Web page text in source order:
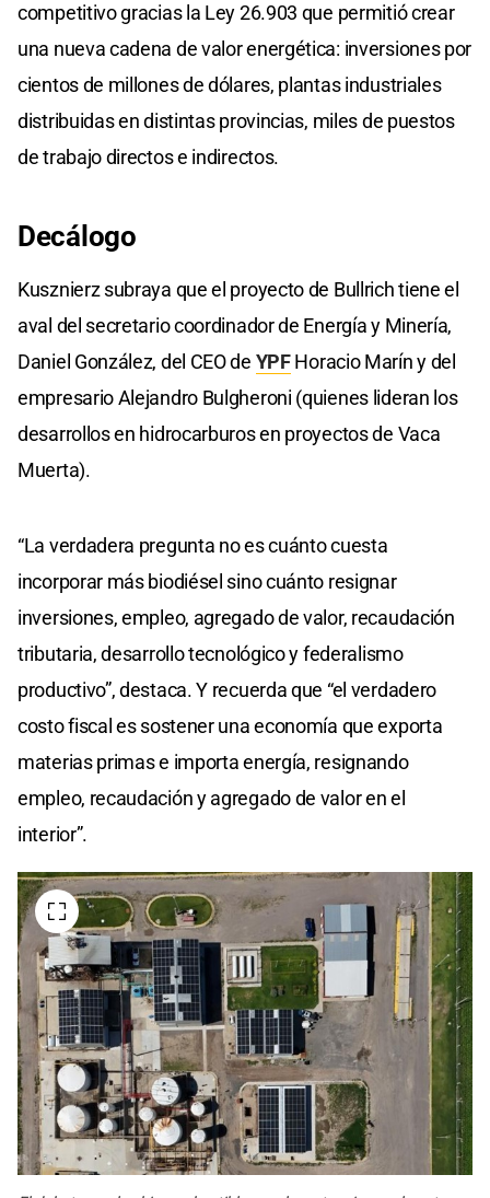
competitivo gracias la Ley 26.903 que permitió crear
una nueva cadena de valor energética: inversiones por
cientos de millones de dólares, plantas industriales
distribuidas en distintas provincias, miles de puestos
de trabajo directos e indirectos.
Decálogo
Kusznierz subraya que el proyecto de Bullrich tiene el
aval del secretario coordinador de Energía y Minería,
Daniel González, del CEO de YPFHoracio Marín y del
empresario Alejandro Bulgheroni (quienes lideran los
desarrollos en hidrocarburos en proyectos de Vaca
Muerta).
“La verdadera pregunta no es cuánto cuesta
incorporar más biodiésel sino cuánto resignar
inversiones, empleo, agregado de valor, recaudación
tributaria, desarrollo tecnológico y federalismo
productivo”, destaca. Y recuerda que “el verdadero
costo fiscal es sostener una economía que exporta
materias primas e importa energía, resignando
empleo, recaudación y agregado de valor en el
interior”.